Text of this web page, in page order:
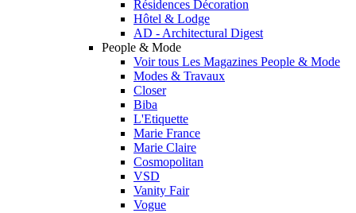
Résidences Décoration
Hôtel & Lodge
AD - Architectural Digest
People & Mode
Voir tous Les Magazines People & Mode
Modes & Travaux
Closer
Biba
L'Etiquette
Marie France
Marie Claire
Cosmopolitan
VSD
Vanity Fair
Vogue